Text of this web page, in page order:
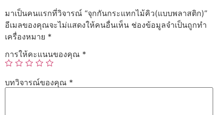
มาเป็นคนแรกที่วิจารณ์ “จุกกันกระแทกไม้คิว(แบบพลาสติก)”
อีเมลของคุณจะไม่แสดงให้คนอื่นเห็น ช่องข้อมูลจำเป็นถูกทำ
เครื่องหมาย *
การให้คะแนนของคุณ *
บทวิจารณ์ของคุณ *